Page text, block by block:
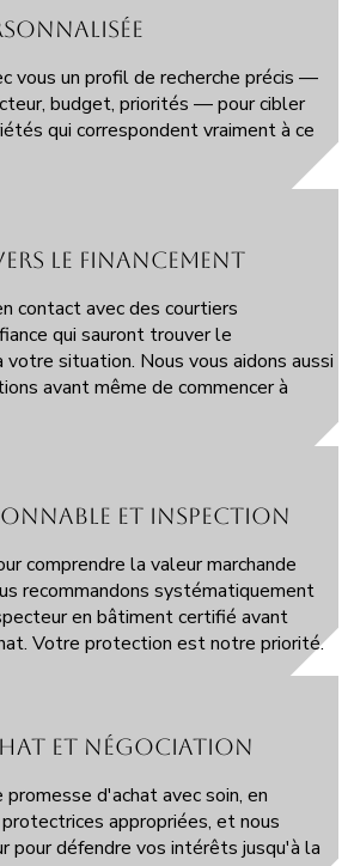
vous un profil de recherche précis —
budget, priorités — pour cibler
qui correspondent vraiment à ce
le financement
contact avec des courtiers
qui sauront trouver le
situation. Nous vous aidons aussi
avant même de commencer à
et inspection
comprendre la valeur marchande
recommandons systématiquement
en bâtiment certifié avant
Votre protection est notre priorité.
et négociation
d'achat avec soin, en
appropriées, et nous
pour défendre vos intérêts jusqu'à la